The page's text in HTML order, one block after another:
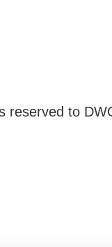
reserved to